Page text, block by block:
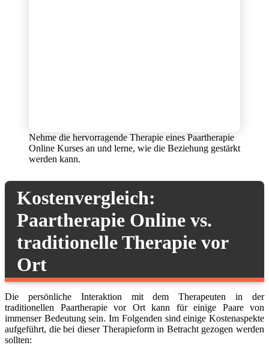
Nehme die hervorragende Therapie eines Paartherapie
Online Kurses an und lerne, wie die Beziehung gestärkt
werden kann.
Kostenvergleich:
Paartherapie Online vs.
traditionelle Therapie vor
Ort
Die persönliche Interaktion mit dem Therapeuten in der
traditionellen Paartherapie vor Ort kann für einige Paare von
immenser Bedeutung sein. Im Folgenden sind einige Kostenaspekte
aufgeführt, die bei dieser Therapieform in Betracht gezogen werden
sollten: